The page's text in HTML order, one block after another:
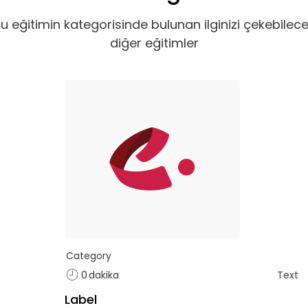
eğitimin kategorisinde bulunan ilginizi
diğer eğitimler
Category
0dakika Text
Label